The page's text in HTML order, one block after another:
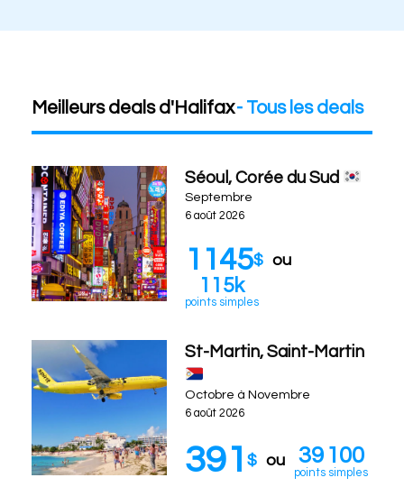
Meilleurs dealsd'Halifax- Tous les deals
Séoul, Corée du Sud
Septembre
6 août 2026
1145$ ou
115k
points simples
St-Martin, Saint-Martin
Octobre à Novembre
6 août 2026
391 $ ou 39 100
points simples